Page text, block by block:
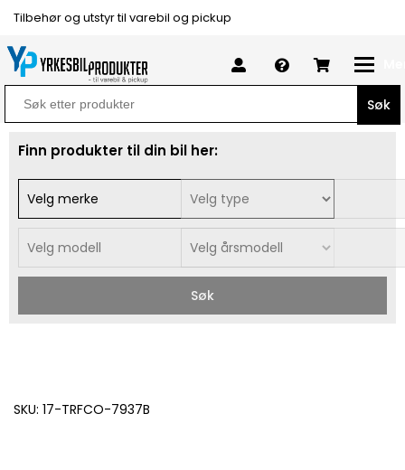
Tilbehør og utstyr til varebil og pickup
Search
for:
Finn produkter til din bil her:
Søk
SKU: 17-TRFCO-7937B